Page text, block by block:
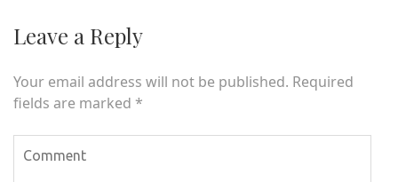
Leave a Reply
Your email address will not be published. Required
fields are marked *